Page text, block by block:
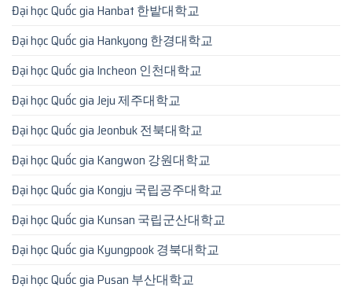
Đại học Quốc gia Hanbat 한밭대학교
Đại học Quốc gia Hankyong 한경대학교
Đại học Quốc gia Incheon 인천대학교
Đại học Quốc gia Jeju 제주대학교
Đại học Quốc gia Jeonbuk 전북대학교
Đại học Quốc gia Kangwon 강원대학교
Đại học Quốc gia Kongju 국립공주대학교
Đại học Quốc gia Kunsan 국립군산대학교
Đại học Quốc gia Kyungpook 경북대학교
Đại học Quốc gia Pusan 부산대학교